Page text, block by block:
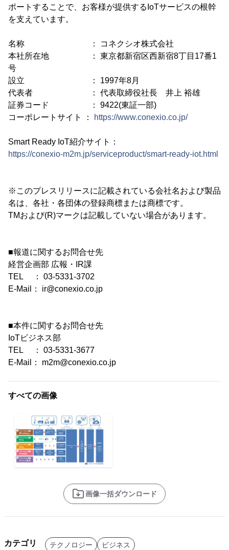
ポートすることで、お客様が提供するIoTサービスの根幹
を支えています。
名称 ： コネクシオ株式会社
本社所在地 ： 東京都新宿区西新宿8丁目17番1
号
設立 ： 1997年8月
代表者 ： 代表取締役社長 井上 裕雄
証券コード ： 9422(東証一部)
コーポレートサイト ：
https://www.conexio.co.jp/
Smart Ready IoT紹介サイト：
https://conexio-m2m.jp/serviceproduct/smart-ready-iot.html
※このプレスリリースに記載されている会社名および製品
名は、各社・各団体の登録商標または商標です。
TMおよび(R)マークは記載していない場合があります。
■報道に関するお問合せ先
経営企画部 広報・IR課
TEL ： 03-5331-3702
E-Mail： ir@conexio.co.jp
■本件に関するお問合せ先
IoTビジネス部
TEL ： 03-5331-3677
E-Mail： m2m@conexio.co.jp
すべての画像
画像一括ダウンロード
カテゴリ テクノロジー ビジネス